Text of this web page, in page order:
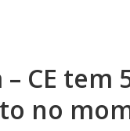
CE tem
no